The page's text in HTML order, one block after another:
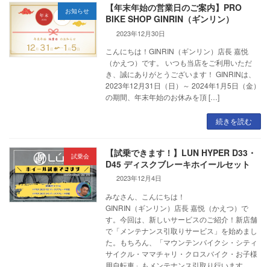
お知らせ
【年末年始の営業日のご案内】PRO
BIKE SHOP GINRIN（ギンリン）
2023年12月30日
こんにちは！GINRIN（ギンリン）店長 嘉悦
（かえつ）です。 いつも当店をご利用いただ
き、誠にありがとうございます！ GINRINは、
2023年12月31日（日）～ 2024年1月5日（金）
の期間、年末年始のお休みを頂 […]
続きを読む
試乗会
【試乗できます！】LUN HYPER D33・
D45 ディスクブレーキホイールセット
2023年12月4日
みなさん、こんにちは！
GINRIN（ギンリン）店長 嘉悦（かえつ）で
す。今回は、新しいサービスのご紹介！新店舗
で「メンテナンス引取りサービス」を始めまし
た。もちろん、「マウンテンバイクシ・シティ
サイクル・ママチャリ・クロスバイク・お子様
用自転車」もメンテナンス引取り行います。